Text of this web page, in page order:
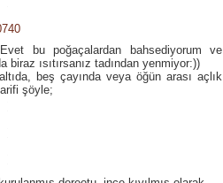
bu poğaçalardan bahsediyorum ve
biraz ısıtırsanız tadından yenmiyor:))
beş çayında veya öğün arası açlık
şöyle;